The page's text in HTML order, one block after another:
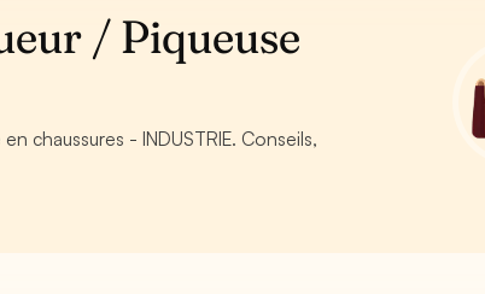
/ Piqueuse
chaussures - INDUSTRIE. Conseils,